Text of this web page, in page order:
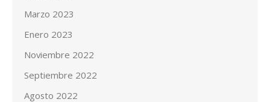
Marzo 2023
Enero 2023
Noviembre 2022
Septiembre 2022
Agosto 2022